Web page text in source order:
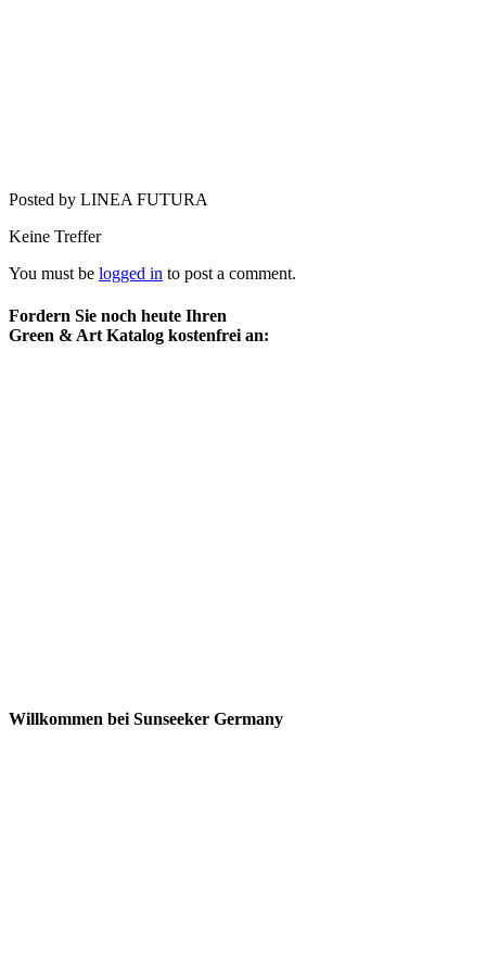
Posted by LINEA FUTURA
Keine Treffer
You must be logged in to post a comment.
Fordern Sie noch heute Ihren
Green & Art Katalog kostenfrei an:
Willkommen bei Sunseeker Germany